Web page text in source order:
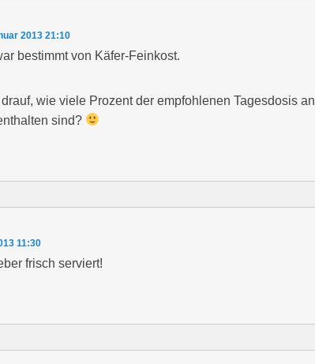
2013 21:10
bestimmt von Käfer-Feinkost.
wie viele Prozent der empfohlenen Tagesdosis an
sind?
11:30
frisch serviert!